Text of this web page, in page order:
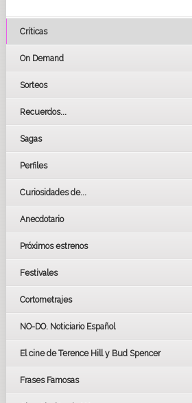
Críticas
On Demand
Sorteos
Recuerdos...
Sagas
Perfiles
Curiosidades de...
Anecdotario
Próximos estrenos
Festivales
LOS OSCARS
GOYAS
BAFTA
Cortometrajes
NO-DO. Noticiario Español
El cine de Terence Hill y Bud Spencer
Frases Famosas